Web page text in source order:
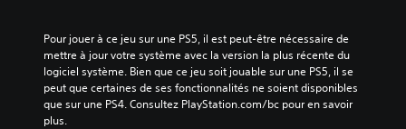
Pour jouer à ce jeu sur une PS5, il est peut-être nécessaire de
mettre à jour votre système avec la version la plus récente du
logiciel système. Bien que ce jeu soit jouable sur une PS5, il se
peut que certaines de ses fonctionnalités ne soient disponibles
que sur une PS4. Consultez PlayStation.com/bc pour en savoir
plus.